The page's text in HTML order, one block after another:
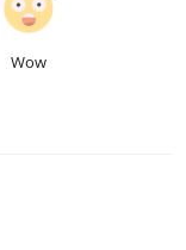
Wow